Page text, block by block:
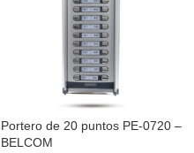
Portero de 20 puntos PE-0720 –
BELCOM